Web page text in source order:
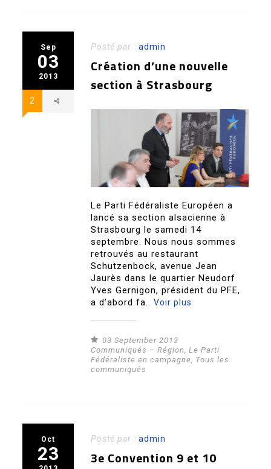
Sep
03
2013
2
Posté par :admin
Création d’une nouvelle
section à Strasbourg
Le Parti Fédéraliste Européen a
lancé sa section alsacienne à
Strasbourg le samedi 14
septembre. Nous nous sommes
retrouvés au restaurant
Schutzenbock, avenue Jean
Jaurès dans le quartier Neudorf
Yves Gernigon, président du PFE,
a d’abord fa..Voir plus
03 September 2013
Communiqués – Région,Le Parti
Fédéraliste en campagne, Tous les
communiqués
Oct
23
Posté par :admin
3e Convention 9 et 10